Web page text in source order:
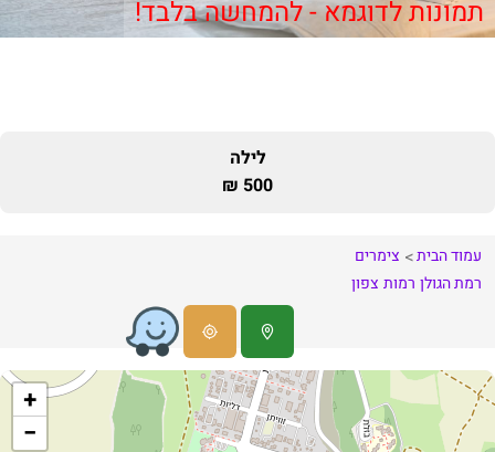
תמונות לדוגמא - להמחשה בלבד!
לילה
500 ₪
עמוד הבית
צימרים
רמת הגולן רמות צפון
+
−